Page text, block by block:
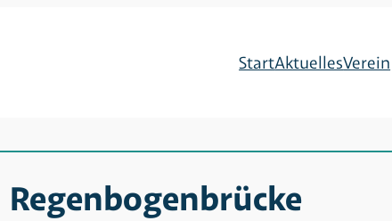
StartAktuellesVerein
Regenbogenbrücke